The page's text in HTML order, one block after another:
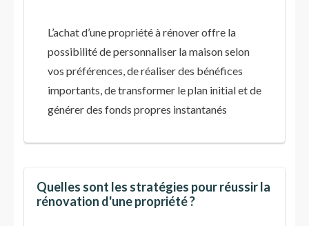
L’achat d’une propriété à rénover offre la
possibilité de personnaliser la maison selon
vos préférences, de réaliser des bénéfices
importants, de transformer le plan initial et de
générer des fonds propres instantanés
Quelles sont les stratégies pour réussir la
rénovation d'une propriété ?